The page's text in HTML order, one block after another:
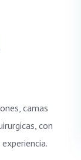
camas
con